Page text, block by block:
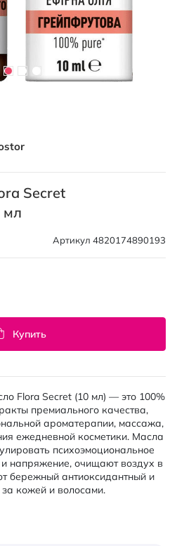
Secret
мл
Артикул 4820174890193
Купить
Flora Secret (10 мл) — это 100%
премиального качества,
ароматерапии, массажа,
ежедневной косметики. Масла
психоэмоциональное
и напряжение, очищают воздух в
бережный антиоксидантный и
кожей и волосами.